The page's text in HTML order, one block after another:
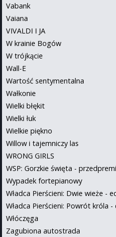
Vabank
Vaiana
VIVALDI I JA
W krainie Bogów
W trójkącie
Wall-E
Wartość sentymentalna
Wałkonie
Wielki błękit
Wielki łuk
Wielkie piękno
Willow i tajemniczy las
WRONG GIRLS
WSP: Gorzkie święta -
Wypadek fortepianowy
Władca Pierścieni: Dwie wieże -
Władca Pierścieni: Powrót króla -
Włóczęga
Zagubiona autostrada